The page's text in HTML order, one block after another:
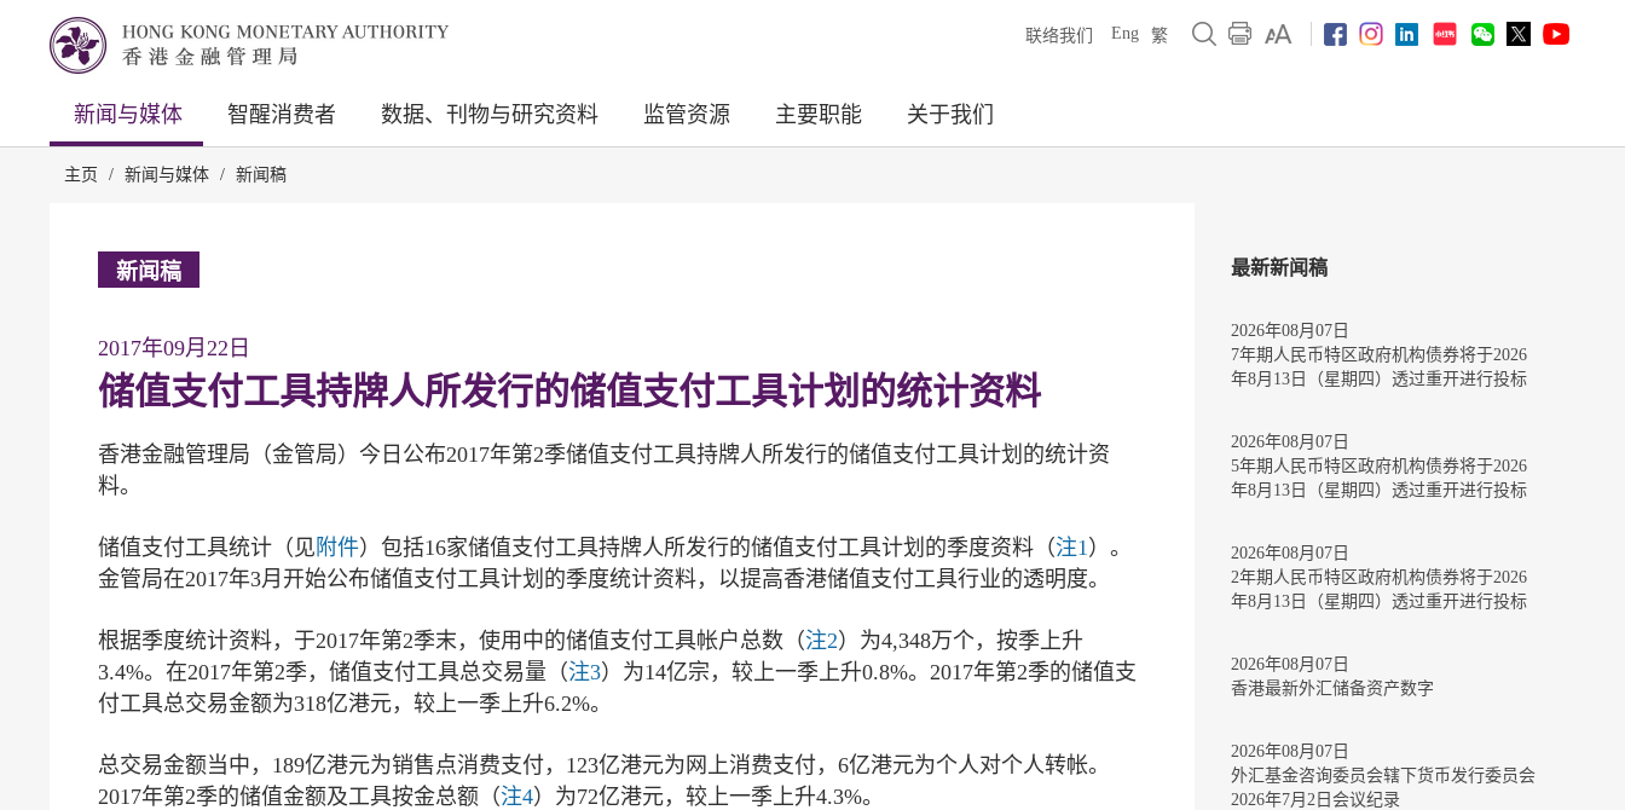
联络我们 Eng 繁
新闻与媒体 智醒消费者 数据、刊物与研究资料 监管资源 主要职能 关于我们
主页 / 新闻与媒体 / 新闻稿
新闻稿
2017年09月22日
储值支付工具持牌人所发行的储值支付工具计划的统计资料
香港金融管理局（金管局）今日公布2017年第2季储值支付工具持牌人所发行的储值支付工具计划的统计资
料。
储值支付工具统计（见 附件）包括16家储值支付工具持牌人所发行的储值支付工具计划的季度资料（注1 ）。
金管局在2017年3月开始公布储值支付工具计划的季度统计资料，以提高香港储值支付工具行业的透明度。
根据季度统计资料，于2017年第2季末，使用中的储值支付工具帐户总数（注2）为4,348万个，按季上升
3.4%。在2017年第2季，储值支付工具总交易量（注3）为14亿宗，较上一季上升0.8%。2017年第2季的储值支
付工具总交易金额为318亿港元，较上一季上升6.2%。
总交易金额当中，189亿港元为销售点消费支付，123亿港元为网上消费支付，6亿港元为个人对个人转帐。
2017年第2季的储值金额及工具按金总额（注4）为72亿港元，较上一季上升4.3%。
最新新闻稿
2026年08月07日
7年期人民币特区政府机构债券将于2026
年8月13日（星期四）透过重开进行投标
2026年08月07日
5年期人民币特区政府机构债券将于2026
年8月13日（星期四）透过重开进行投标
2026年08月07日
2年期人民币特区政府机构债券将于2026
年8月13日（星期四）透过重开进行投标
2026年08月07日
香港最新外汇储备资产数字
2026年08月07日
外汇基金咨询委员会辖下货币发行委员会
2026年7月2日会议纪录